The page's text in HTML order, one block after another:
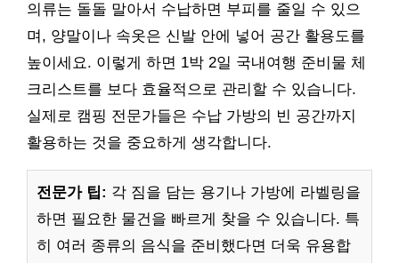
의류는 돌돌 말아서 수납하면 부피를 줄일 수 있으
며, 양말이나 속옷은 신발 안에 넣어 공간 활용도를
높이세요. 이렇게 하면 1박 2일 국내여행 준비물 체
크리스트를 보다 효율적으로 관리할 수 있습니다.
실제로 캠핑 전문가들은 수납 가방의 빈 공간까지
활용하는 것을 중요하게 생각합니다.
전문가 팁: 각 짐을 담는 용기나 가방에 라벨링을
하면 필요한 물건을 빠르게 찾을 수 있습니다. 특
히 여러 종류의 음식을 준비했다면 더욱 유용합